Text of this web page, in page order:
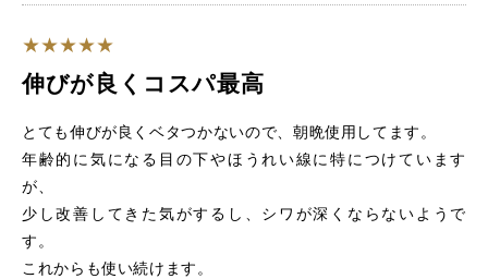
伸びが良くコスパ最高
とても伸びが良くベタつかないので、朝晩使用してます。
年齢的に気になる目の下やほうれい線に特につけています
が、
少し改善してきた気がするし、シワが深くならないようで
す。
これからも使い続けます。